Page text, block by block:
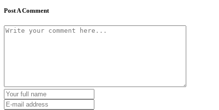
Post A Comment